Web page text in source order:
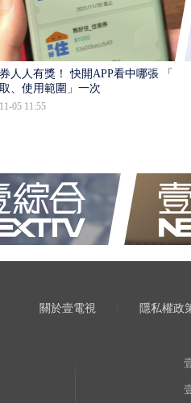
人人有獎！ 快開APP看中哪張 「怎
、使用範圍」一次
05 11:55
關於壹電視 隱私權政